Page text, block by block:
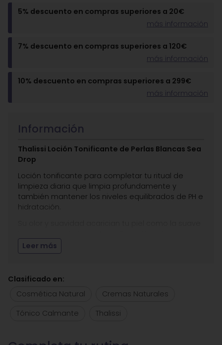
5% descuento en compras superiores a 20€
más información
7% descuento en compras superiores a 120€
más información
10% descuento en compras superiores a 299€
más información
Información
Thalissi Loción Tonificante de Perlas Blancas Sea
Drop
Loción tonificante para completar tu ritual de
limpieza diaria que limpia profundamente y
también mantener los niveles equilibrados de PH e
hidratación.
profundamente hidratada y equilibrada e irradiará
luz. Suaviza y reafirma la piel consiguiendo un
tu piel para tu ritual de belleza diario con esta
Polvo de Perlas
, que favorece el crecimiento de
suavidad y elasticidad a la piel, además
Leer más
Clasificado en:
Cosmética Natural
Cremas Naturales
Tónico Calmante
Thalissi